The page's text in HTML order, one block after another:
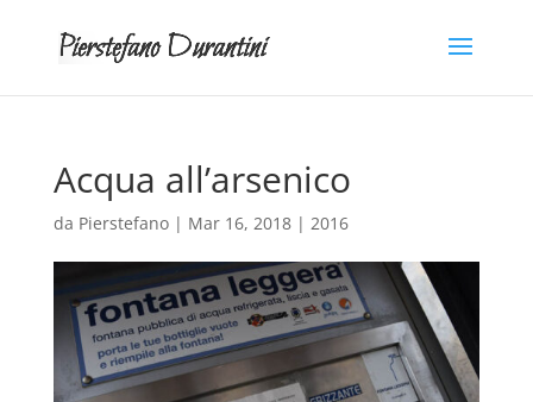
Acqua all’arsenico
da Pierstefano| Mar 16, 2018| 2016